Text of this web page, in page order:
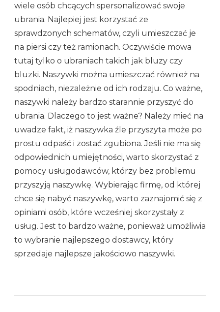
wiele osób chcących spersonalizować swoje
ubrania. Najlepiej jest korzystać ze
sprawdzonych schematów, czyli umieszczać je
na piersi czy też ramionach. Oczywiście mowa
tutaj tylko o ubraniach takich jak bluzy czy
bluzki. Naszywki można umieszczać również na
spodniach, niezależnie od ich rodzaju. Co ważne,
naszywki należy bardzo starannie przyszyć do
ubrania. Dlaczego to jest ważne? Należy mieć na
uwadze fakt, iż naszywka źle przyszyta może po
prostu odpaść i zostać zgubiona. Jeśli nie ma się
odpowiednich umiejętności, warto skorzystać z
pomocy usługodawców, którzy bez problemu
przyszyją naszywkę. Wybierając firmę, od której
chce się nabyć naszywkę, warto zaznajomić się z
opiniami osób, które wcześniej skorzystały z
usług. Jest to bardzo ważne, ponieważ umożliwia
to wybranie najlepszego dostawcy, który
sprzedaje najlepsze jakościowo naszywki.